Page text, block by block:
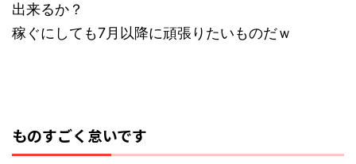
出来るか？
稼ぐにしても7月以降に頑張りたいものだｗ
ものすごく怠いです